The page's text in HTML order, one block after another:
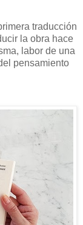
traducción
la obra hace
labor de una
pensamiento